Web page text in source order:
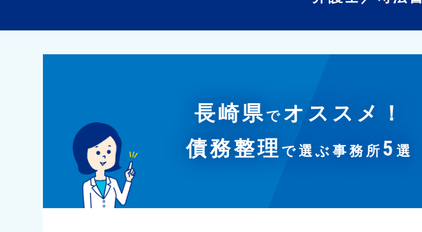
長崎県でオススメ！
債務整理 で選ぶ事務所 5 選